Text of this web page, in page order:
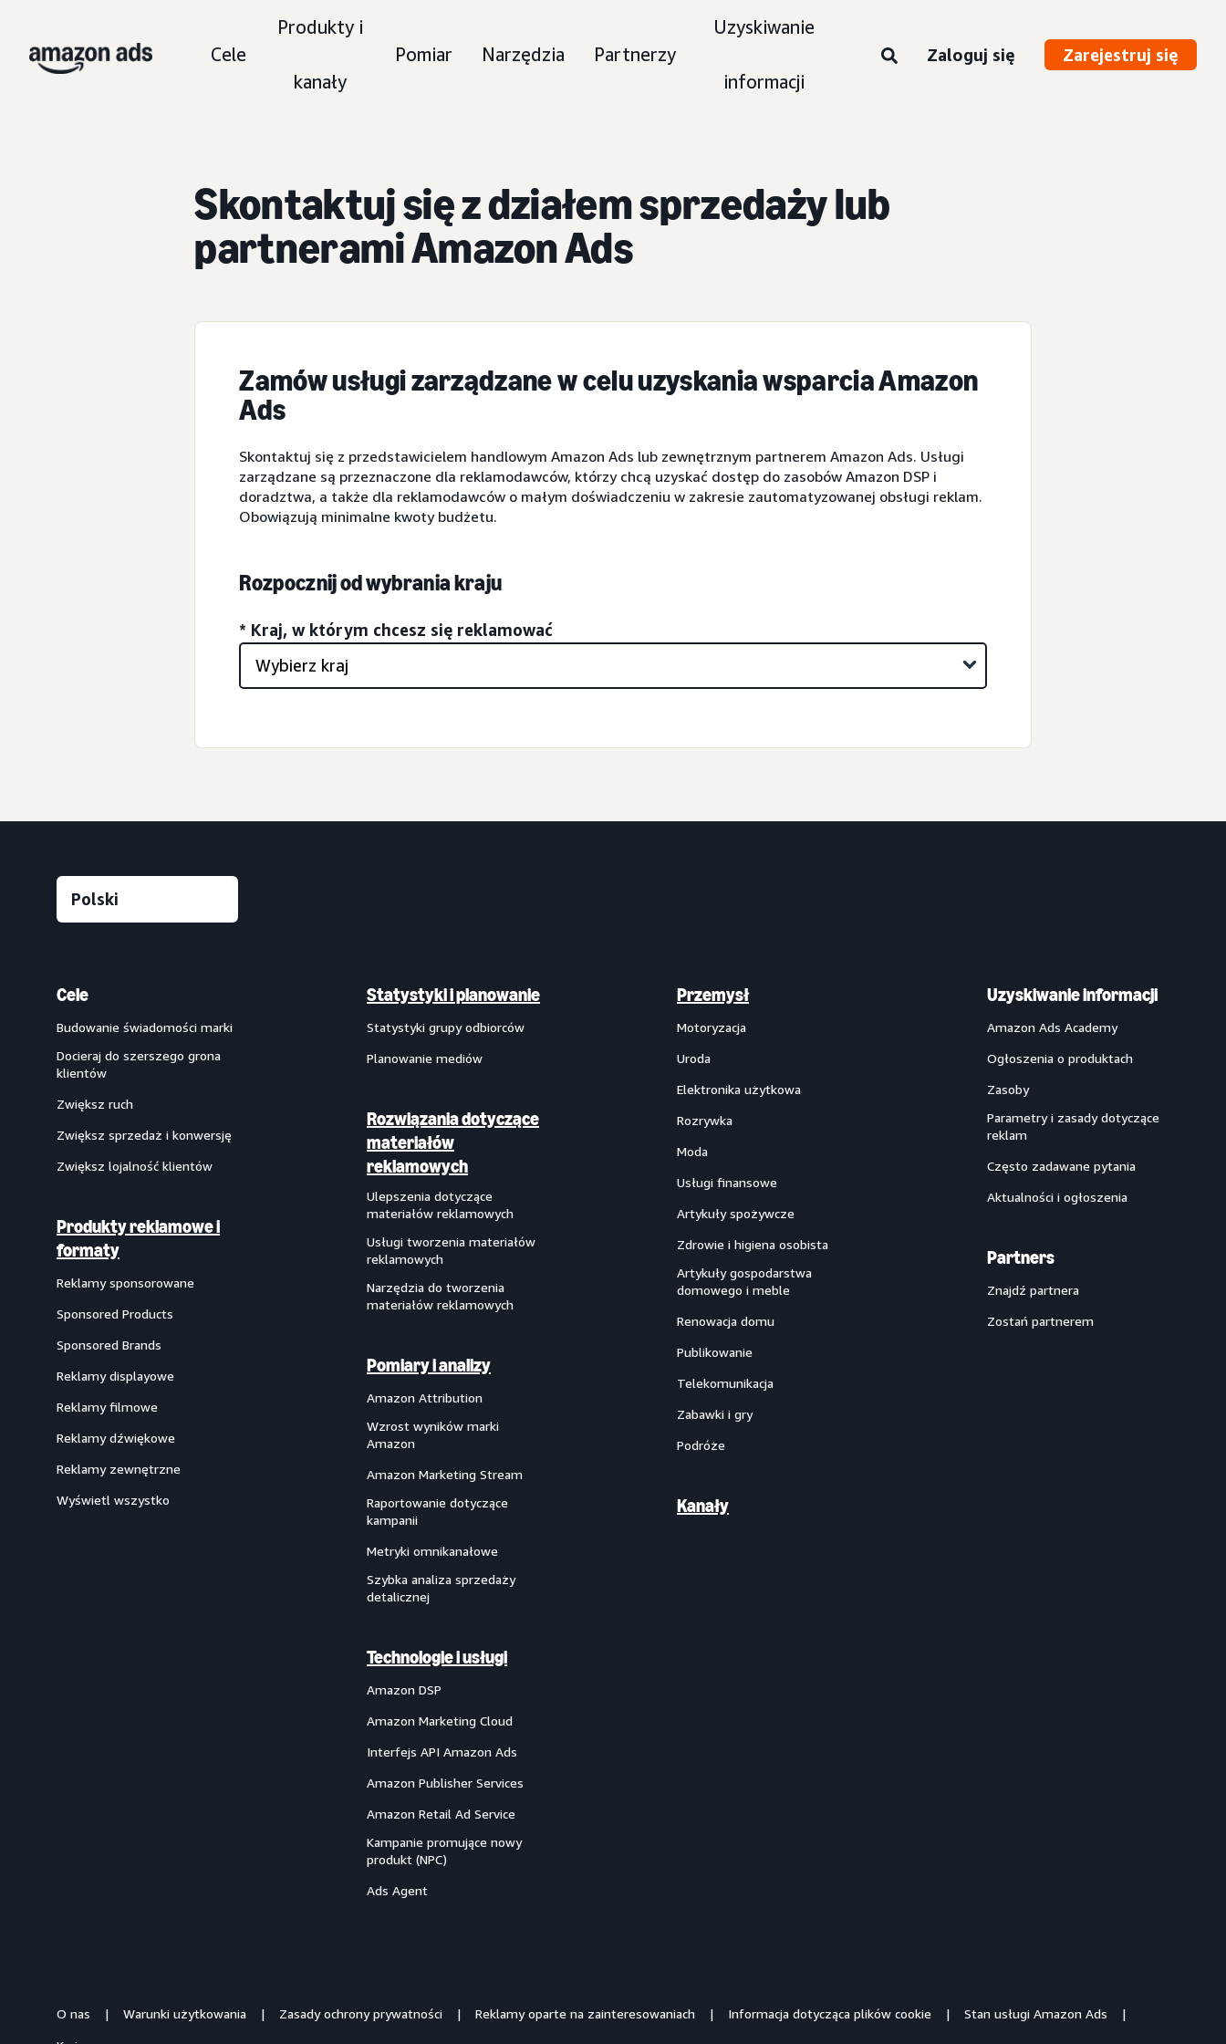
Cele
Produkty i
kanały
Pomiar Narzędzia Partnerzy
Uzyskiwanie
informacji
Zaloguj się Zarejestruj się
Skontaktuj się z działem sprzedaży lub
partnerami Amazon Ads
Zamów usługi zarządzane w celu uzyskania wsparcia Amazon
Ads
Skontaktuj się z przedstawicielem handlowym Amazon Ads lub zewnętrznym partnerem Amazon Ads. Usługi
zarządzane są przeznaczone dla reklamodawców, którzy chcą uzyskać dostęp do zasobów Amazon DSP i
doradztwa, a także dla reklamodawców o małym doświadczeniu w zakresie zautomatyzowanej obsługi reklam.
Obowiązują minimalne kwoty budżetu.
Rozpocznij od wybrania kraju
* Kraj, w którym chcesz się reklamować
Cele
Budowanie świadomości marki
Docieraj do szerszego grona
klientów
Zwiększ ruch
Zwiększ sprzedaż i konwersję
Zwiększ lojalność klientów
Produkty reklamowe i
formaty
Reklamy sponsorowane
Sponsored Products
Sponsored Brands
Reklamy displayowe
Reklamy filmowe
Reklamy dźwiękowe
Reklamy zewnętrzne
Wyświetl wszystko
Statystyki i planowanie
Statystyki grupy odbiorców
Planowanie mediów
Rozwiązania dotyczące
materiałów
reklamowych
Ulepszenia dotyczące
materiałów reklamowych
Usługi tworzenia materiałów
reklamowych
Narzędzia do tworzenia
materiałów reklamowych
Pomiary i analizy
Amazon Attribution
Wzrost wyników marki
Amazon
Amazon Marketing Stream
Raportowanie dotyczące
kampanii
Metryki omnikanałowe
Szybka analiza sprzedaży
detalicznej
Technologie i usługi
Amazon DSP
Amazon Marketing Cloud
Interfejs API Amazon Ads
Amazon Publisher Services
Amazon Retail Ad Service
Kampanie promujące nowy
produkt (NPC)
Ads Agent
Przemysł
Motoryzacja
Uroda
Elektronika użytkowa
Rozrywka
Moda
Usługi finansowe
Artykuły spożywcze
Zdrowie i higiena osobista
Artykuły gospodarstwa
domowego i meble
Renowacja domu
Publikowanie
Telekomunikacja
Zabawki i gry
Podróże
Kanały
Uzyskiwanie informacji
Amazon Ads Academy
Ogłoszenia o produktach
Zasoby
Parametry i zasady dotyczące
reklam
Często zadawane pytania
Aktualności i ogłoszenia
Partners
Znajdź partnera
Zostań partnerem
O nas Warunki użytkowania Zasady ochrony prywatności Reklamy oparte na zainteresowaniach Informacja dotycząca plików cookie Stan usługi Amazon Ads